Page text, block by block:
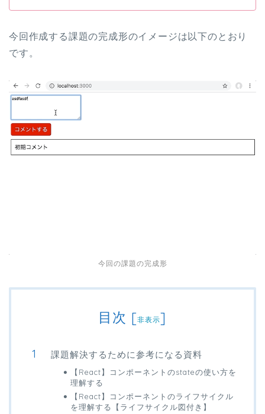
今回作成する課題の完成形のイメージは以下のとおり
です。
今回の課題の完成形
目次 [非表示]
課題解決するために参考になる資料
【React】コンポーネントのstateの使い方を
理解する
【React】コンポーネントのライフサイクル
を理解する【ライフサイクル図付き】